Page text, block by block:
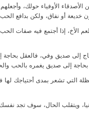
الأصدقاء الأوفياء حولك،
خديعة أو نفاق، ولكن بدافع
الأخ، إذا أجتمع فيه صفات الحب
إلى صديق وفي، فالعقل بحاجة
بحاجة إلى صديق يغمره بالحب
التي تشعر بمدى أحتياجك
ويتقلب الحال، سوف تجد